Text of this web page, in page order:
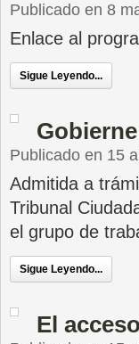
Publicado en 8
Enlace al
Sigue Leyendo...
Publicado en 15
Admitida a
Tribunal
el grupo de
Sigue Leyendo...
El